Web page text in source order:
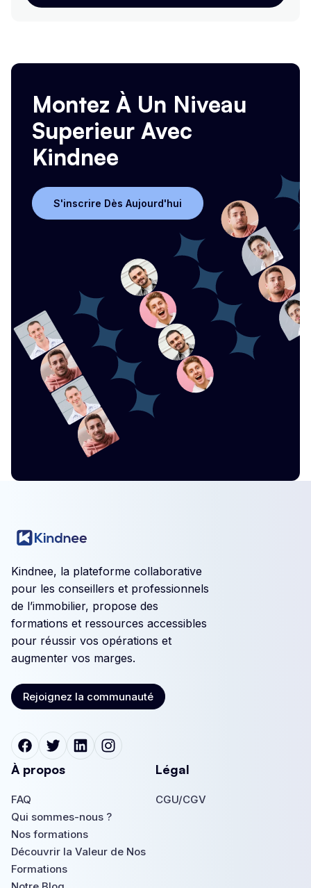
Commencer
Montez À Un Niveau
Superieur Avec
Kindnee
S'inscrire Dès Aujourd'hui
S'inscrire Dès Aujourd'hui
Kindnee, la plateforme collaborative
pour les conseillers et professionnels
de l’immobilier, propose des
formations et ressources accessibles
pour réussir vos opérations et
augmenter vos marges.
Rejoignez la communauté
Rejoignez la communauté
À propos
FAQ
FAQ
Qui sommes-nous ?
Qui sommes-nous ?
Nos formations
Nos formations
Découvrir la Valeur de Nos
Formations
Légal
CGU/CGV